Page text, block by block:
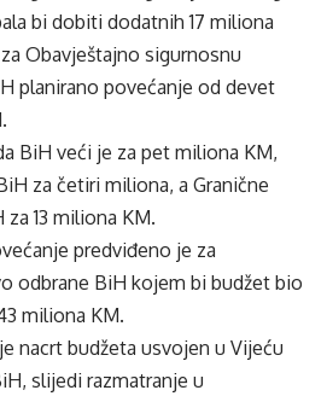
bi dobiti dodatnih 17 miliona
Obavještajno sigurnosnu
planirano povećanje od devet
BiH veći je za pet miliona KM,
za četiri miliona, a Granične
13 miliona KM.
predviđeno je za
odbrane BiH kojem bi budžet bio
miliona KM.
nacrt budžeta usvojen u Vijeću
slijedi razmatranje u